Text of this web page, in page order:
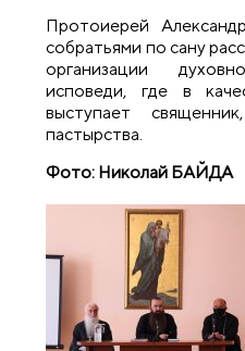
Протоиерей
собратьями по сану
организации
исповеди, где в
выступает
пастырства.
Фото: Николай БАЙДА